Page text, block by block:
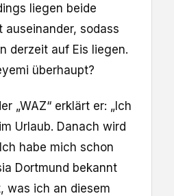
liegen beide
auseinander, sodass
derzeit auf Eis liegen.
überhaupt?
„WAZ“ erklärt er: „Ich
Urlaub. Danach wird
habe mich schon
Dortmund bekannt
was ich an diesem